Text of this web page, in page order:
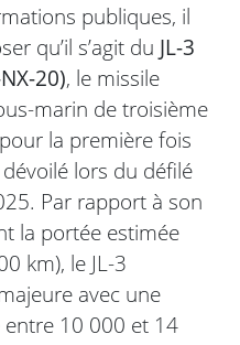
publiques, il
qu’il s’agit du JL-3
20), le missile
marin de troisième
la première fois
lors du défilé
Par rapport à son
la portée estimée
km), le JL-3
avec une
10 000 et 14